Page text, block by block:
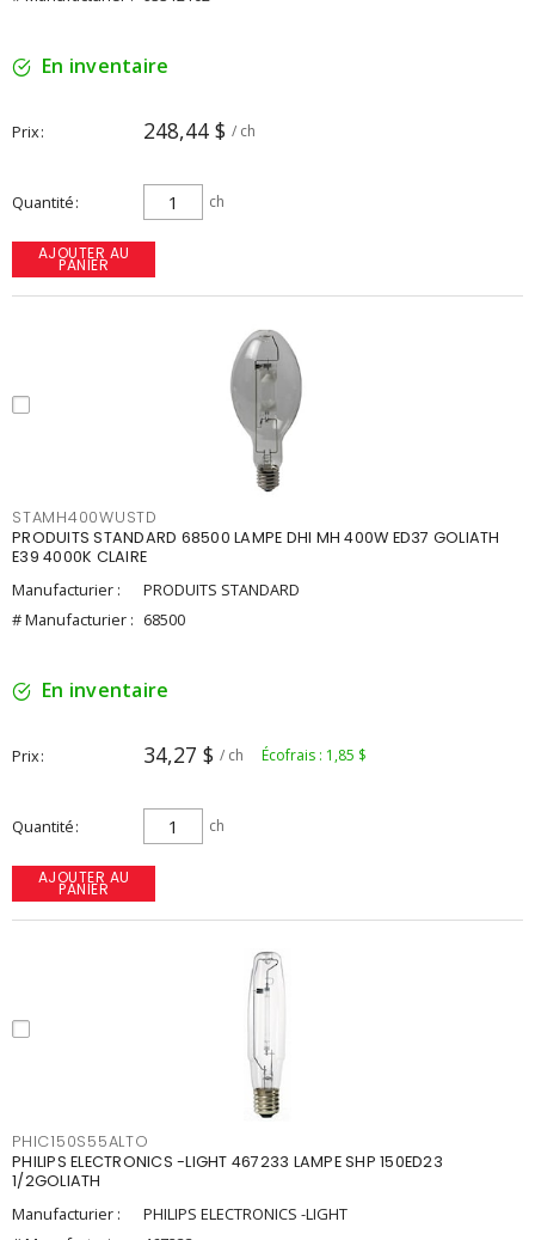
En inventaire
Prix 248,44 $ / ch
Quantité ch
AJOUTER AU
PANIER
STAMH400WUSTD
PRODUITS STANDARD 68500 LAMPE DHI MH 400W ED37 GOLIATH
E39 4000K CLAIRE
Manufacturier :
PRODUITS STANDARD
# Manufacturier : 68500
En inventaire
Prix 34,27 $ / ch Écofrais : 1,85 $
Quantité ch
AJOUTER AU
PANIER
PHIC150S55ALTO
PHILIPS ELECTRONICS -LIGHT 467233 LAMPE SHP 150ED23
1/2GOLIATH
Manufacturier :
PHILIPS ELECTRONICS -LIGHT